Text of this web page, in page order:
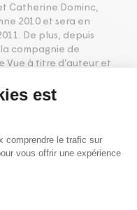
Catherine Dominc,
2010 et sera en
De plus, depuis
compagnie de
Vue à titre d’auteur et
Claude-Germain en
la trilogie